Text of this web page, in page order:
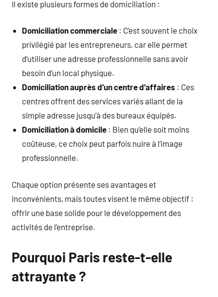
Il existe plusieurs formes de domiciliation :
Domiciliation commerciale : C’est souvent le choix
privilégié par les entrepreneurs, car elle permet
d’utiliser une adresse professionnelle sans avoir
besoin d’un local physique.
Domiciliation auprès d’un centre d’affaires : Ces
centres offrent des services variés allant de la
simple adresse jusqu’à des bureaux équipés.
Domiciliation à domicile : Bien qu’elle soit moins
coûteuse, ce choix peut parfois nuire à l’image
professionnelle.
Chaque option présente ses avantages et
inconvénients, mais toutes visent le même objectif :
offrir une base solide pour le développement des
activités de l’entreprise.
Pourquoi Paris reste-t-elle
attrayante ?